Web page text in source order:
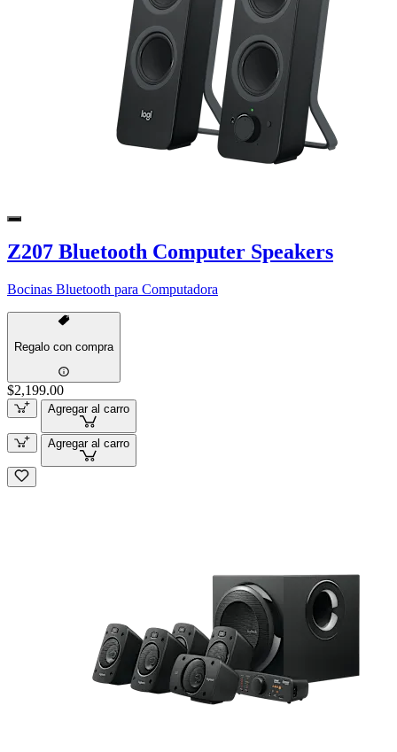
Z207 Bluetooth Computer Speakers
Bocinas Bluetooth para Computadora
Regalo con compra
$2,199.00
Agregar al carro
Agregar al carro